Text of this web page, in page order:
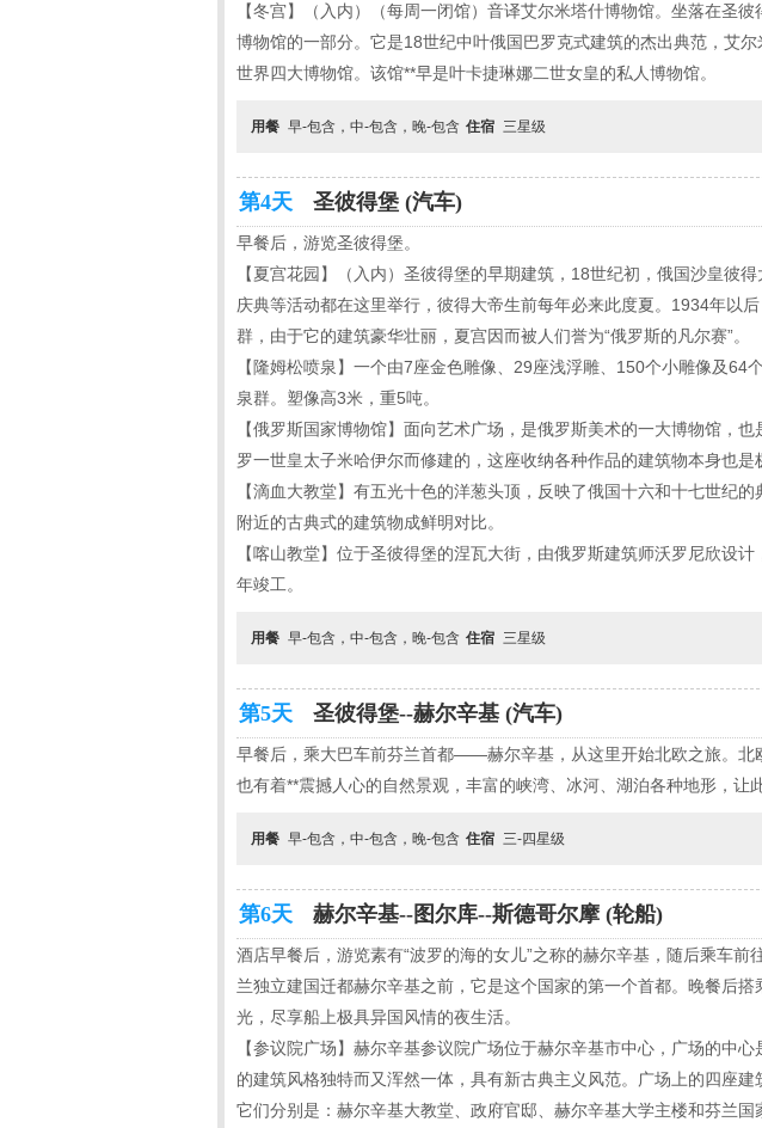
【冬宫】（入内）（每周一闭馆）音译艾尔米塔什博物馆。坐落在圣
博物馆的一部分。它是18世纪中叶俄国巴罗克式建筑的杰出典范，艾
世界四大博物馆。该馆**早是叶卡捷琳娜二世女皇的私人博物馆。
用餐 早-包含，中-包含，晚-包含 住宿 三星级
第4天 圣彼得堡 (汽车)
早餐后，游览圣彼得堡。
【夏宫花园】（入内）圣彼得堡的早期建筑，18世纪初，俄国沙皇彼
庆典等活动都在这里举行，彼得大帝生前每年必来此度夏。1934年以
群，由于它的建筑豪华壮丽，夏宫因而被人们誉为“俄罗斯的凡尔赛”。
【隆姆松喷泉】一个由7座金色雕像、29座浅浮雕、150个小雕像及64
泉群。塑像高3米，重5吨。
【俄罗斯国家博物馆】面向艺术广场，是俄罗斯美术的一大博物馆，
罗一世皇太子米哈伊尔而修建的，这座收纳各种作品的建筑物本身也是
【滴血大教堂】有五光十色的洋葱头顶，反映了俄国十六和十七世纪
附近的古典式的建筑物成鲜明对比。
【喀山教堂】位于圣彼得堡的涅瓦大街，由俄罗斯建筑师沃罗尼欣设
年竣工。
用餐 早-包含，中-包含，晚-包含 住宿 三星级
第5天 圣彼得堡--赫尔辛基 (汽车)
早餐后，乘大巴车前芬兰首都——赫尔辛基，从这里开始北欧之旅。北
也有着**震撼人心的自然景观，丰富的峡湾、冰河、湖泊各种地形，让
用餐 早-包含，中-包含，晚-包含 住宿 三-四星级
第6天 赫尔辛基--图尔库--斯德哥尔摩 (轮船)
酒店早餐后，游览素有“波罗的海的女儿”之称的赫尔辛基，随后乘车
兰独立建国迁都赫尔辛基之前，它是这个国家的第一个首都。晚餐后
光，尽享船上极具异国风情的夜生活。
【参议院广场】赫尔辛基参议院广场位于赫尔辛基市中心，广场的中
的建筑风格独特而又浑然一体，具有新古典主义风范。广场上的四座
它们分别是：赫尔辛基大教堂、政府官邸、赫尔辛基大学主楼和芬兰